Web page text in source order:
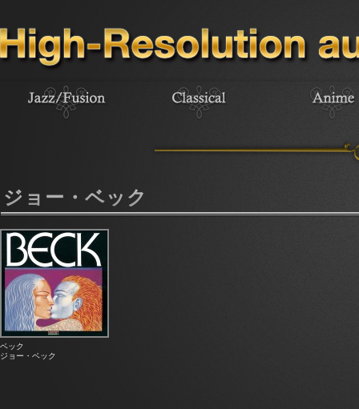
ジョー・ベック
ベック
ジョー・ベック